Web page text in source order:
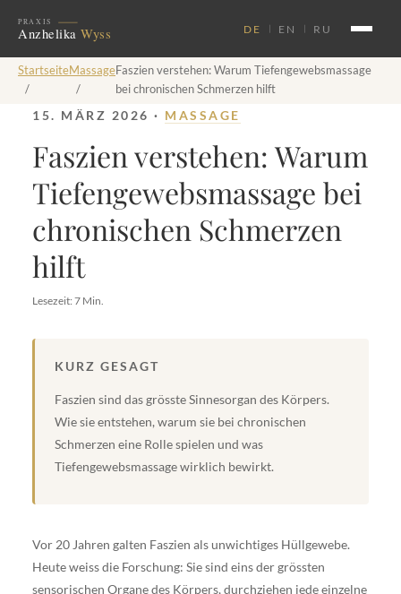
DE EN RU
Startseite
/
Massage
/
Faszien verstehen: Warum Tiefengewebsmassage
bei chronischen Schmerzen hilft
15. MÄRZ 2026 · MASSAGE
Faszien verstehen: Warum
Tiefengewebsmassage bei
chronischen Schmerzen
hilft
Lesezeit: 7 Min.
KURZ GESAGT
Faszien sind das grösste Sinnesorgan des Körpers.
Wie sie entstehen, warum sie bei chronischen
Schmerzen eine Rolle spielen und was
Tiefengewebsmassage wirklich bewirkt.
Vor 20 Jahren galten Faszien als unwichtiges Hüllgewebe.
Heute weiss die Forschung: Sie sind eins der grössten
sensorischen Organe des Körpers, durchziehen jede einzelne